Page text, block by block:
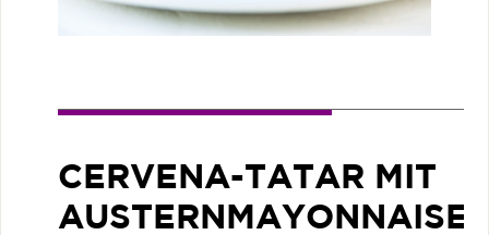
CERVENA-TATAR MIT
AUSTERNMAYONNAISE,